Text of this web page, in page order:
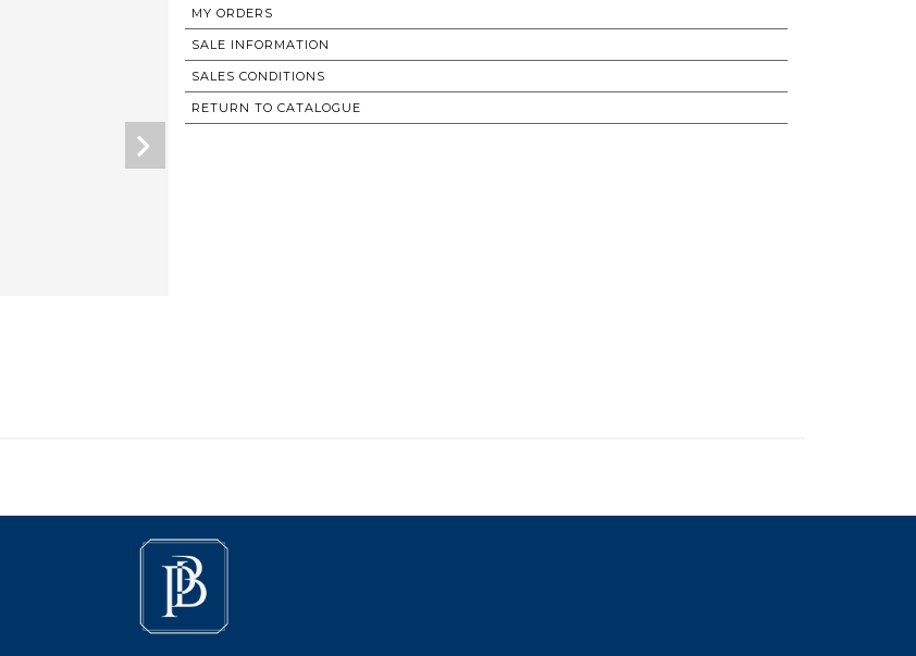
MY ORDERS
SALE INFORMATION
SALES CONDITIONS
RETURN TO CATALOGUE